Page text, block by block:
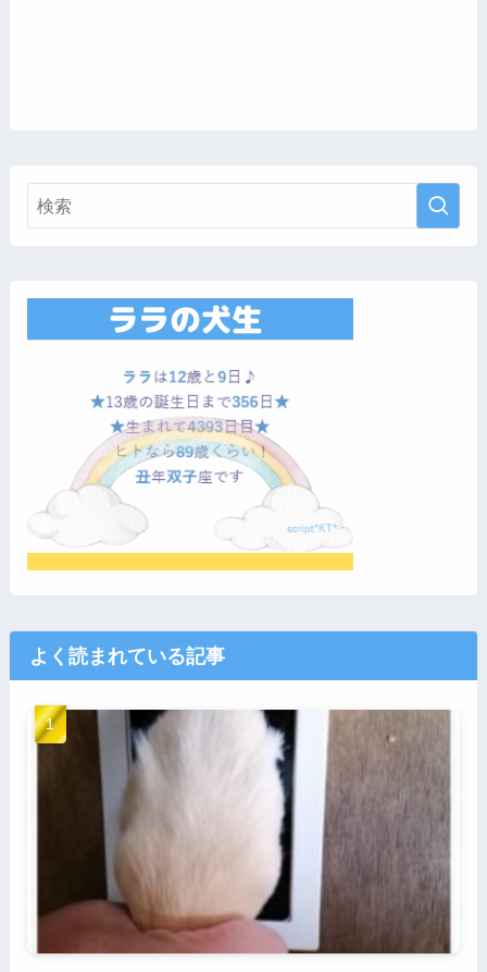
よく読まれている記事